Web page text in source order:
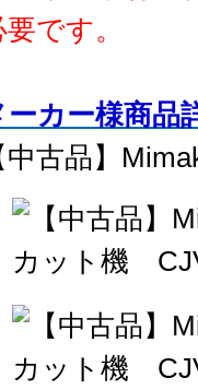
要です。
ーカー様商品
中古品】